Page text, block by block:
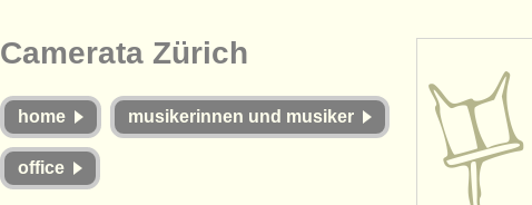
Camerata Zürich
home musikerinnen und musiker
office